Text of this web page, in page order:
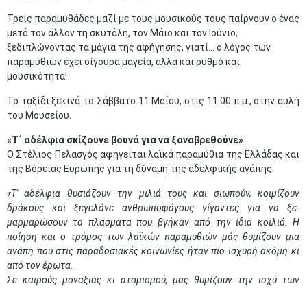
Τρεις παραμυθάδες μαζί με τους μουσικούς τους παίρνουν ο ένας
μετά τον άλλον τη σκυτάλη, τον Μάιο και τον Ιούνιο,
ξεδιπλώνοντας τα μάγια της αφήγησης, γιατί… ο λόγος των
παραμυθιών έχει σίγουρα μαγεία, αλλά και ρυθμό και
μουσικότητα!
Το ταξίδι ξεκινά το Σάββατο 11 Μαΐου, στις 11.00 π.μ., στην αυλή
του Μουσείου.
«Τ΄ αδέλφια σκίζουνε βουνά για να ξαναβρεθούνε»
Ο Στέλιος Πελασγός αφηγείται λαϊκά παραμύθια της Ελλάδας και
της Βόρειας Ευρώπης για τη δύναμη της αδελφικής αγάπης.
«Τ' αδέλφια θυσιάζουν την μιλιά τους και σιωπούν, κοιμίζουν
δράκους και ξεγελάνε ανθρωποφάγους γίγαντες για να ξε-
μαρμαρώσουν τα πλάσματα που βγήκαν από την ίδια κοιλιά. Η
ποίηση και ο τρόμος των λαϊκών παραμυθιών μάς θυμίζουν μια
αγάπη που στις παραδοσιακές κοινωνίες ήταν πιο ισχυρή ακόμη κι
από τον έρωτα.
Σε καιρούς μοναξιάς κι ατομισμού, μας θυμίζουν την ισχύ των